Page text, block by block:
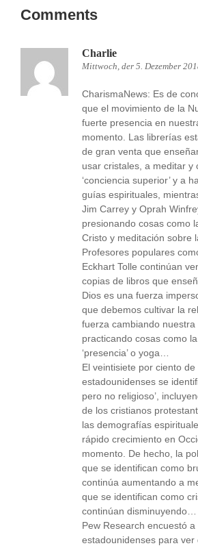
Comments
Charlie
Mittwoch, der 5. Dezember
CharismaNews: Es de
que el movimiento de la
fuerte presencia en
momento. Las librerías
de gran venta que
usar cristales, a meditar y
‘conciencia superior’ y a
guías espirituales,
Jim Carrey y Oprah
presionando cosas como
Cristo y meditación sobre
Profesores populares
Eckhart Tolle continúan
copias de libros que
Dios es una fuerza
que debemos cultivar la
fuerza cambiando nuestra
practicando cosas como la
‘presencia’ o yoga…
El veintisiete por ciento de
estadounidenses se
pero no religioso’,
de los cristianos
las demografías
rápido crecimiento en
momento. De hecho, la
que se identifican como
continúa aumentando a
que se identifican como
continúan disminuyendo…
Pew Research encuestó a
estadounidenses para ver